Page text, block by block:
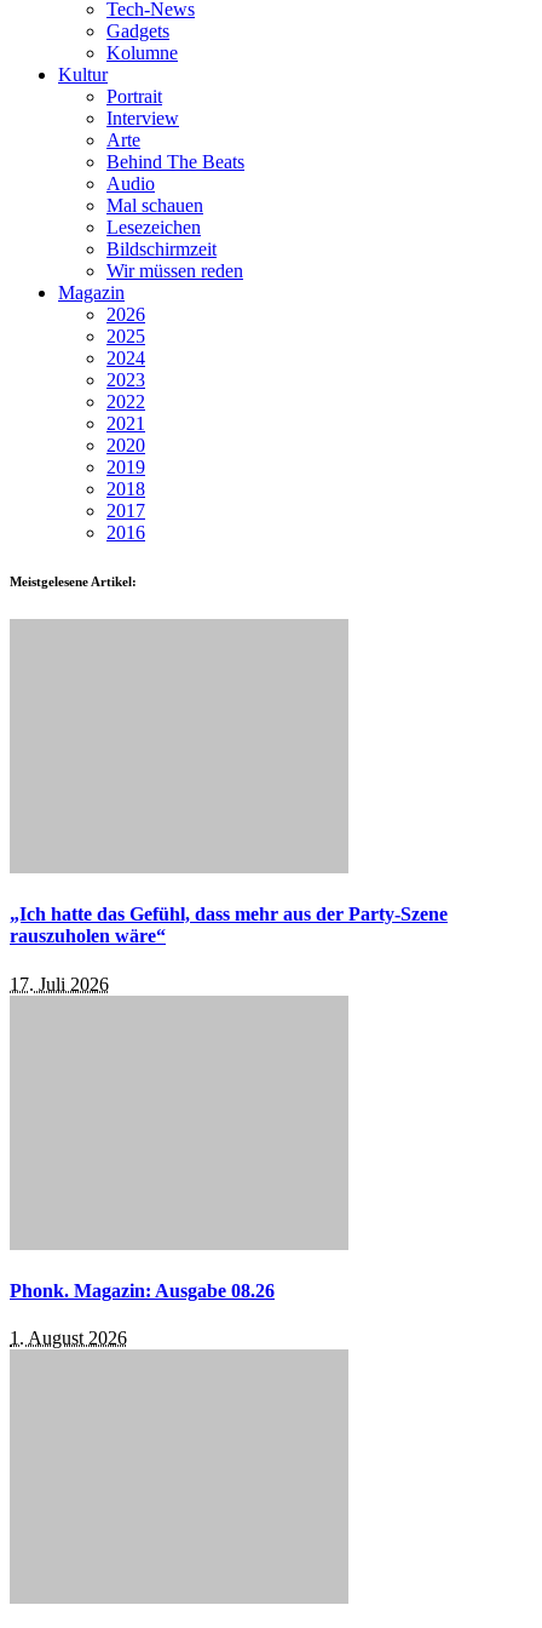
Tech-News
Gadgets
Kolumne
Kultur
Portrait
Interview
Arte
Behind The Beats
Audio
Mal schauen
Lesezeichen
Bildschirmzeit
Wir müssen reden
Magazin
2026
2025
2024
2023
2022
2021
2020
2019
2018
2017
2016
Meistgelesene Artikel:
„Ich hatte das Gefühl, dass mehr aus der Party-Szene
rauszuholen wäre“
17. Juli 2026
Phonk. Magazin: Ausgabe 08.26
1. August 2026